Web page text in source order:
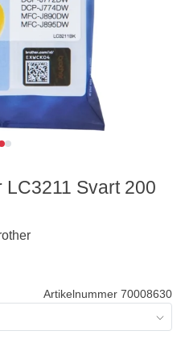
Artikelnummer 70008630
Svart 200